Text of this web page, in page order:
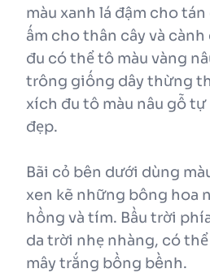
màu xanh lá đậm cho tán
ấm cho thân cây và cành
đu có thể tô màu vàng
trông giống dây thừng
xích đu tô màu nâu gỗ
đẹp.
Bãi cỏ bên dưới dùng
xen kẽ những bông hoa
hồng và tím. Bầu trời
da trời nhẹ nhàng, có
mây trắng bồng bềnh.